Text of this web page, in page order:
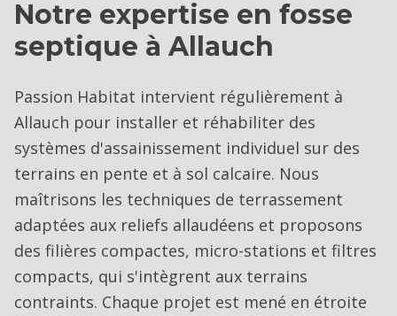
Notre expertise en fosse
septique à Allauch
Passion Habitat intervient régulièrement à
Allauch pour installer et réhabiliter des
systèmes d'assainissement individuel sur des
terrains en pente et à sol calcaire. Nous
maîtrisons les techniques de terrassement
adaptées aux reliefs allaudéens et proposons
des filières compactes, micro-stations et filtres
compacts, qui s'intègrent aux terrains
contraints. Chaque projet est mené en étroite